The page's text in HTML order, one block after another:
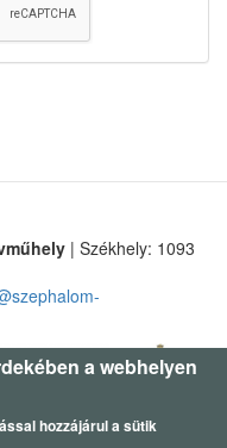
| Székhely: 1093
a webhelyen
hozzájárul a sütik